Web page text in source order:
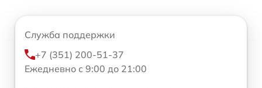
Служба поддержки
+7 (351) 200-51-37
Ежедневно с 9:00 до 21:00